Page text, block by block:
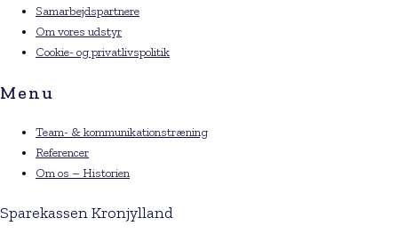
Samarbejdspartnere
Om vores udstyr
Cookie- og privatlivspolitik
Menu
Team- & kommunikationstræning
Referencer
Om os – Historien
Sparekassen Kronjylland